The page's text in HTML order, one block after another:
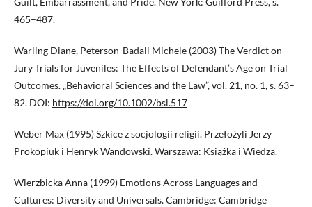
465–487.
Warling Diane, Peterson-Badali Michele (2003) The Verdict on
Jury Trials for Juveniles: The Effects of Defendant’s Age on Trial
Outcomes. „Behavioral Sciences and the Law”, vol. 21, no. 1, s. 63–
82. DOI: https://doi.org/10.1002/bsl.517
Weber Max (1995) Szkice z socjologii religii. Przełożyli Jerzy
Prokopiuk i Henryk Wandowski. Warszawa: Książka i Wiedza.
Wierzbicka Anna (1999) Emotions Across Languages and
Cultures: Diversity and Universals. Cambridge: Cambridge